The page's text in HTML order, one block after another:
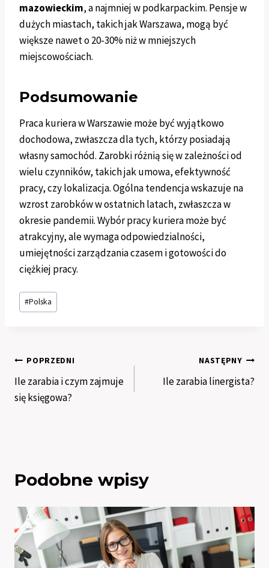
mazowieckim, a najmniej w podkarpackim. Pensje w
dużych miastach, takich jak Warszawa, mogą być
większe nawet o 20-30% niż w mniejszych
miejscowościach.
Podsumowanie
Praca kuriera w Warszawie może być wyjątkowo
dochodowa, zwłaszcza dla tych, którzy posiadają
własny samochód. Zarobki różnią się w zależności od
wielu czynników, takich jak umowa, efektywność
pracy, czy lokalizacja. Ogólna tendencja wskazuje na
wzrost zarobków w ostatnich latach, zwłaszcza w
okresie pandemii. Wybór pracy kuriera może być
atrakcyjny, ale wymaga odpowiedzialności,
umiejętności zarządzania czasem i gotowości do
ciężkiej pracy.
Tagi
wpisu:
#Polska
Nawigacja
wpisu
POPRZEDNI
Ile zarabia i czym zajmuje
się księgowa?
NASTĘPNY
Ile zarabia linergista?
Podobne wpisy